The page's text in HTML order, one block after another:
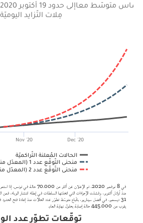
متوسّط معامِلات التّزايد اليوميّة
إلى حدود 19 أكتوبر 2020
الحالات المُعلنة التّراكميّة
منحنى التّوقّع عدد
1 (المعدّل منذ 27 جوان
2 (المعدّل منذ 1 أكتوبر
Nov '20 Dec '20
في 8 نوفمبر 2020، تم الإعلان عن أكثر
منذ أوائل أكتوبر، وفشلت الإجراءات التي اتخذتها السلطات في إبطاء انتشار الوباء، فمن
يقرب من 445.000 حالة إصابة بحلول نهاية العام.
توقّعات تطوّر عدد